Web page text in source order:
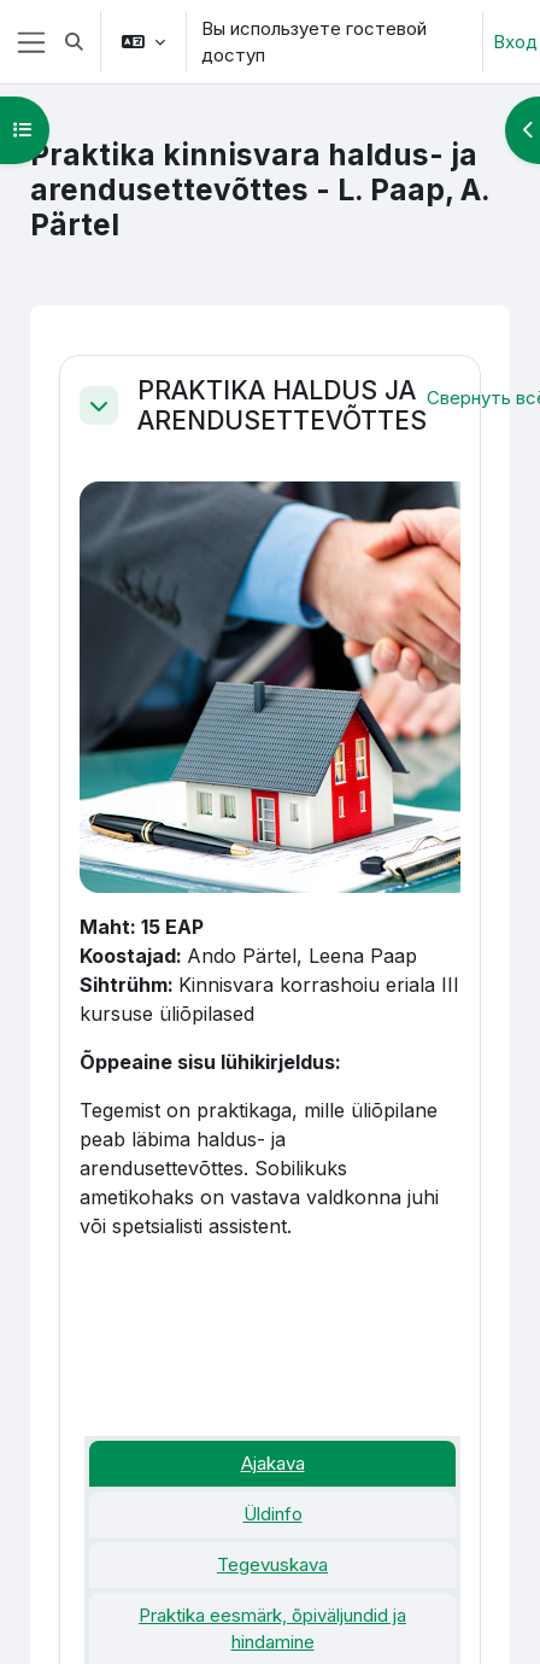
Перейти к основному содержанию
Боковая панель
Изменить данные поисковой строки
Вы используете гостевой
доступ
Вход
Praktika kinnisvara haldus- ja
arendusettevõttes - L. Paap, A.
Pärtel
Открыть оглавление курса
Section outline
Свернуть
PRAKTIKA HALDUS JA
ARENDUSETTEVÕTTES
Свернуть
Maht: 15 EAP
Koostajad: Ando Pärtel, Leena Paap
Sihtrühm: Kinnisvara korrashoiu eriala III
kursuse üliõpilased
Õppeaine sisu lühikirjeldus:
Tegemist on praktikaga, mille üliõpilane
peab läbima haldus- ja
arendusettevõttes. Sobilikuks
ametikohaks on vastava valdkonna juhi
või spetsialisti assistent.
Ajakava
Üldinfo
Tegevuskava
Praktika eesmärk, õpiväljundid ja
hindamine